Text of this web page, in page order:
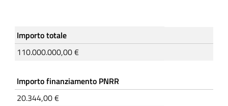
Importo totale
110.000.000,00 €
Importo finanziamento PNRR
20.344,00 €